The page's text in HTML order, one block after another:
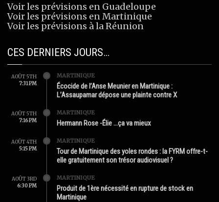
Voir les prévisions en Guadeloupe
Voir les prévisions en Martinique
Voir les prévisions à la Réunion
CES DERNIERS JOURS…
AOÛT 5TH
7:31 PM
MARTINIQUE
Écocide de l’Anse Meunier en Martinique :
L’Assaupamar dépose une plainte contre X
AOÛT 5TH
7:16 PM
MARTINIQUE
Hermann Rose -Élie …ça va mieux
AOÛT 4TH
5:15 PM
MARTINIQUE
Tour de Martinique des yoles rondes : la FYRM offre-t-
elle gratuitement son trésor audiovisuel ?
AOÛT 3RD
6:30 PM
MARTINIQUE
Produit de 1ère nécessité en rupture de stock en
Martinique